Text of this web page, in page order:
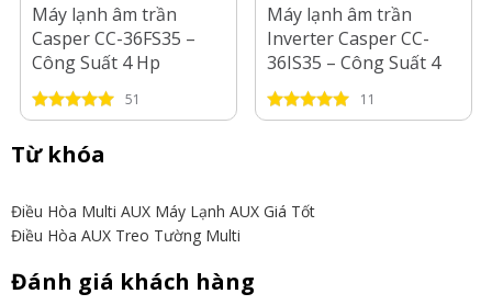
Máy lạnh âm trần
Casper CC-36FS35 –
Công Suất 4 Hp
51
Máy lạnh âm trần
Inverter Casper CC-
36IS35 – Công Suất 4
Hp
11
Từ khóa
Điều Hòa Multi AUX Máy Lạnh AUX Giá Tốt
Điều Hòa AUX Treo Tường Multi
Đánh giá khách hàng